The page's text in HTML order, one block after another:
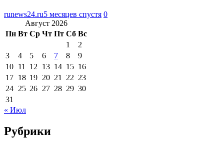
runews24.ru5 месяцев спустя 0
Август 2026
Пн Вт Ср Чт Пт Сб Вс
1
2
3
4 5 6 7 8
9
10 11 12 13 14 15 16
17 18 19 20 21 22 23
24 25 26 27 28 29 30
31
« Июл
Рубрики